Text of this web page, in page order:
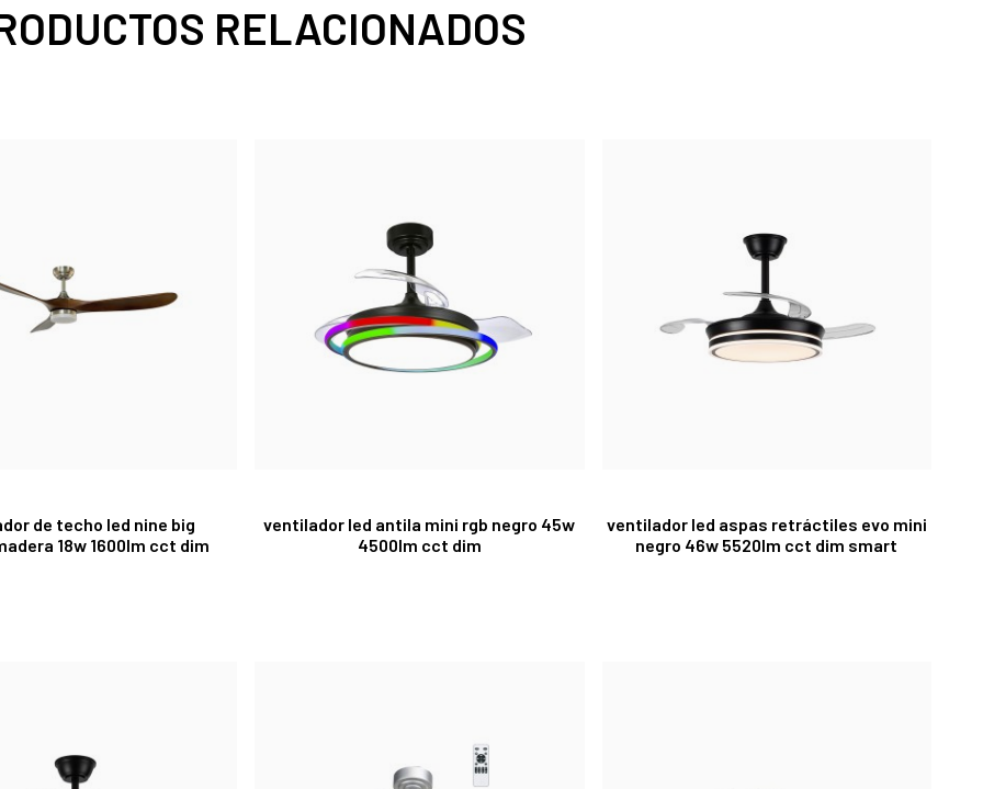
RELACIONADOS
de techo led nine big
18w 1600lm cct dim
ventilador led antila mini rgb negro 45w
4500lm cct dim
ventilador led aspas retráctiles evo mini
negro 46w 5520lm cct dim smart